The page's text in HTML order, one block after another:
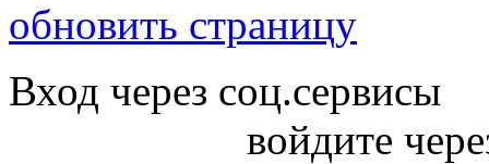
обновить страницу
Вход через соц.сервисы
войдите